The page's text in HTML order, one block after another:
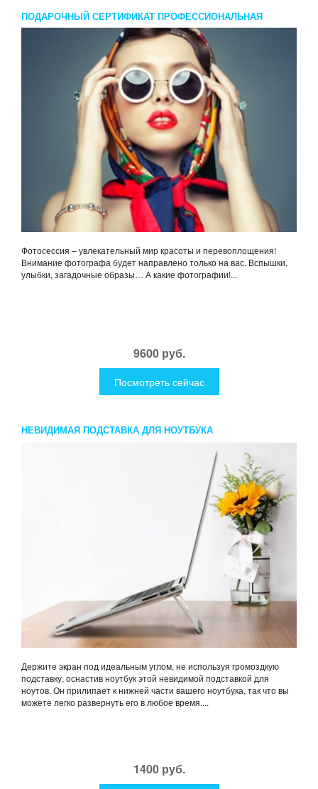
ПОДАРОЧНЫЙ СЕРТИФИКАТ ПРОФЕССИОНАЛЬНАЯ
ФОТОСЕССИЯ
Фотосессия – увлекательный мир красоты и перевоплощения!
Внимание фотографа будет направлено только на вас. Вспышки,
улыбки, загадочные образы… А какие фотографии!...
9600 руб.
Посмотреть сейчас
НЕВИДИМАЯ ПОДСТАВКА ДЛЯ НОУТБУКА
Держите экран под идеальным углом, не используя громоздкую
подставку, оснастив ноутбук этой невидимой подставкой для
ноутов. Он прилипает к нижней части вашего ноутбука, так что вы
можете легко развернуть его в любое время....
1400 руб.